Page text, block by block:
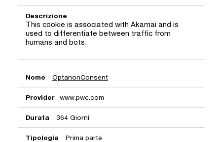
This cookie is associated with Akamai and is
used to differentiate between traffic from
humans and bots.
OptanonConsent
www.pwc.com
364 Giorni
Prima parte